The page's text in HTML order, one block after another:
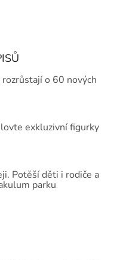
o 60 nových
exkluzivní figurky
Potěší děti i rodiče a
parku